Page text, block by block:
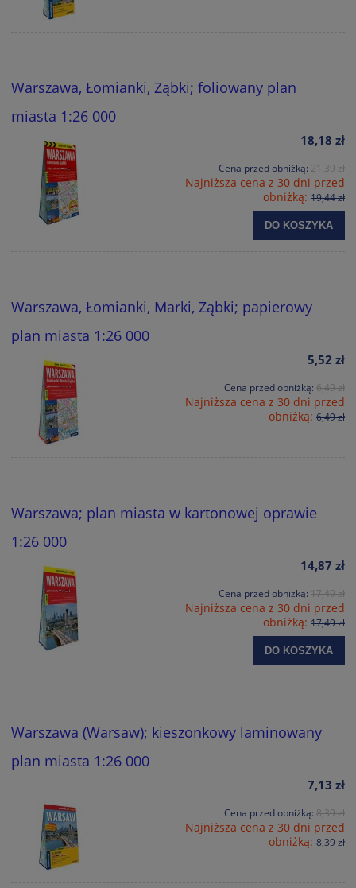
Warszawa, Łomianki, Ząbki; foliowany plan
miasta 1:26 000
18,18 zł
Cena przed obniżką: 21,39 zł
Najniższa cena z 30 dni przed
obniżką: 19,44 zł
DO KOSZYKA
Warszawa, Łomianki, Marki, Ząbki; papierowy
plan miasta 1:26 000
5,52 zł
Cena przed obniżką: 6,49 zł
Najniższa cena z 30 dni przed
obniżką: 6,49 zł
Warszawa; plan miasta w kartonowej oprawie
1:26 000
14,87 zł
Cena przed obniżką: 17,49 zł
Najniższa cena z 30 dni przed
obniżką: 17,49 zł
DO KOSZYKA
Warszawa (Warsaw); kieszonkowy laminowany
plan miasta 1:26 000
7,13 zł
Cena przed obniżką: 8,39 zł
Najniższa cena z 30 dni przed
obniżką: 8,39 zł